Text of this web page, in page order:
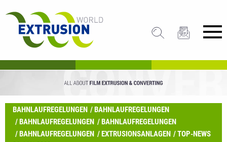
BAHNLAUFREGELUNGEN
BAHNLAUFREGELUNGEN
BAHNLAUFREGELUNGEN BAHNLAUFREGELUNGEN
BAHNLAUFREGELUNGEN EXTRUSIONSANLAGEN
TOP-NEWS